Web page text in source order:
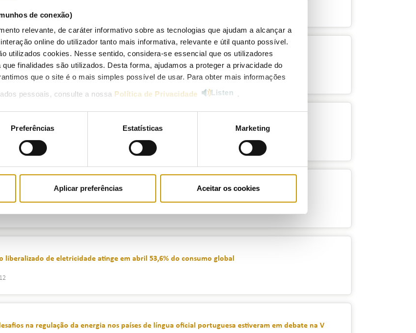
de conexão)
relevante, de caráter informativo sobre as tecnologias que ajudam a alcançar a
online do utilizador tanto mais informativa, relevante e útil quanto possível.
utilizados cookies. Nesse sentido, considera-se essencial que os utilizadores
finalidades são utilizados. Desta forma, ajudamos a proteger a privacidade do
que o site é o mais simples possível de usar. Para obter mais informações
pessoais, consulte a nossa Política de Privacidade Listen .
Preferências Estatísticas Marketing
Aplicar preferências Aceitar os cookies
simulador de comparação de preços de gás natural
liberalizado de eletricidade atinge 55% do consumo global em junho
liberalizado de eletricidade atinge em maio 54,2% do consumo global
liberalizado de eletricidade atinge em abril 53,6% do consumo global
na regulação da energia nos países de língua oficial portuguesa estiveram em debate na V